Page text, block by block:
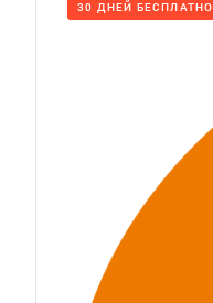
30 ДНЕЙ БЕСПЛАТНО